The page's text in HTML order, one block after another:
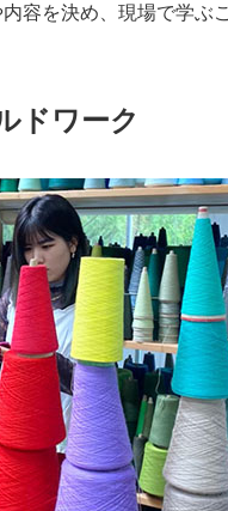
容を決め、現場で学ぶ
ドワーク